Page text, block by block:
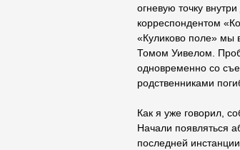
огневую точку
корреспондентом
«Куликово поле» мы
Томом Уивелом.
одновременно со
родственниками
Как я уже говорил,
Начали появляться
последней